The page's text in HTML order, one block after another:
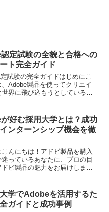
定試験の全貌と合格への
ト完全ガイド
試験の完全ガイドはじめにこ
、Adobe製品を使ってクリエイ
界に飛び込もうとしているあ
を考えるとき、色々な疑問や不
んで...
好む採用大学とは？成功
ンターンシップ機会を徹
こんにちは！アドビ製品を購入
迷っているあなたに、プロの目
ドビ製品の魅力をお届けしま
者にとっては選択肢が多すぎ
を選べばいいのか悩んで...
学でAdobeを活用するた
ガイドと成功事例